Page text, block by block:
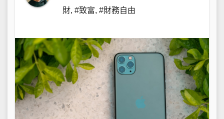
財, #致富, #財務自由